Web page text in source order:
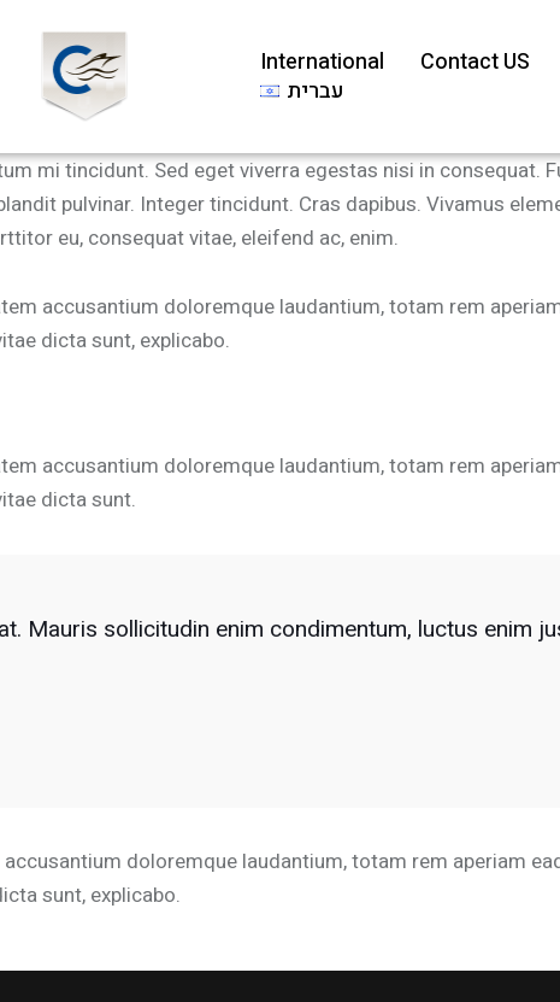
International
Contact US
עברית
mi tincidunt. Sed eget viverra egestas nisi in consequat.
pulvinar. Integer tincidunt. Cras dapibus. Vivamus
eu, consequat vitae, eleifend ac, enim.
accusantium doloremque laudantium, totam rem
dicta sunt, explicabo.
accusantium doloremque laudantium, totam rem
dicta sunt.
Mauris sollicitudin enim condimentum, luctus enim
doloremque laudantium, totam rem aperiam
sunt, explicabo.